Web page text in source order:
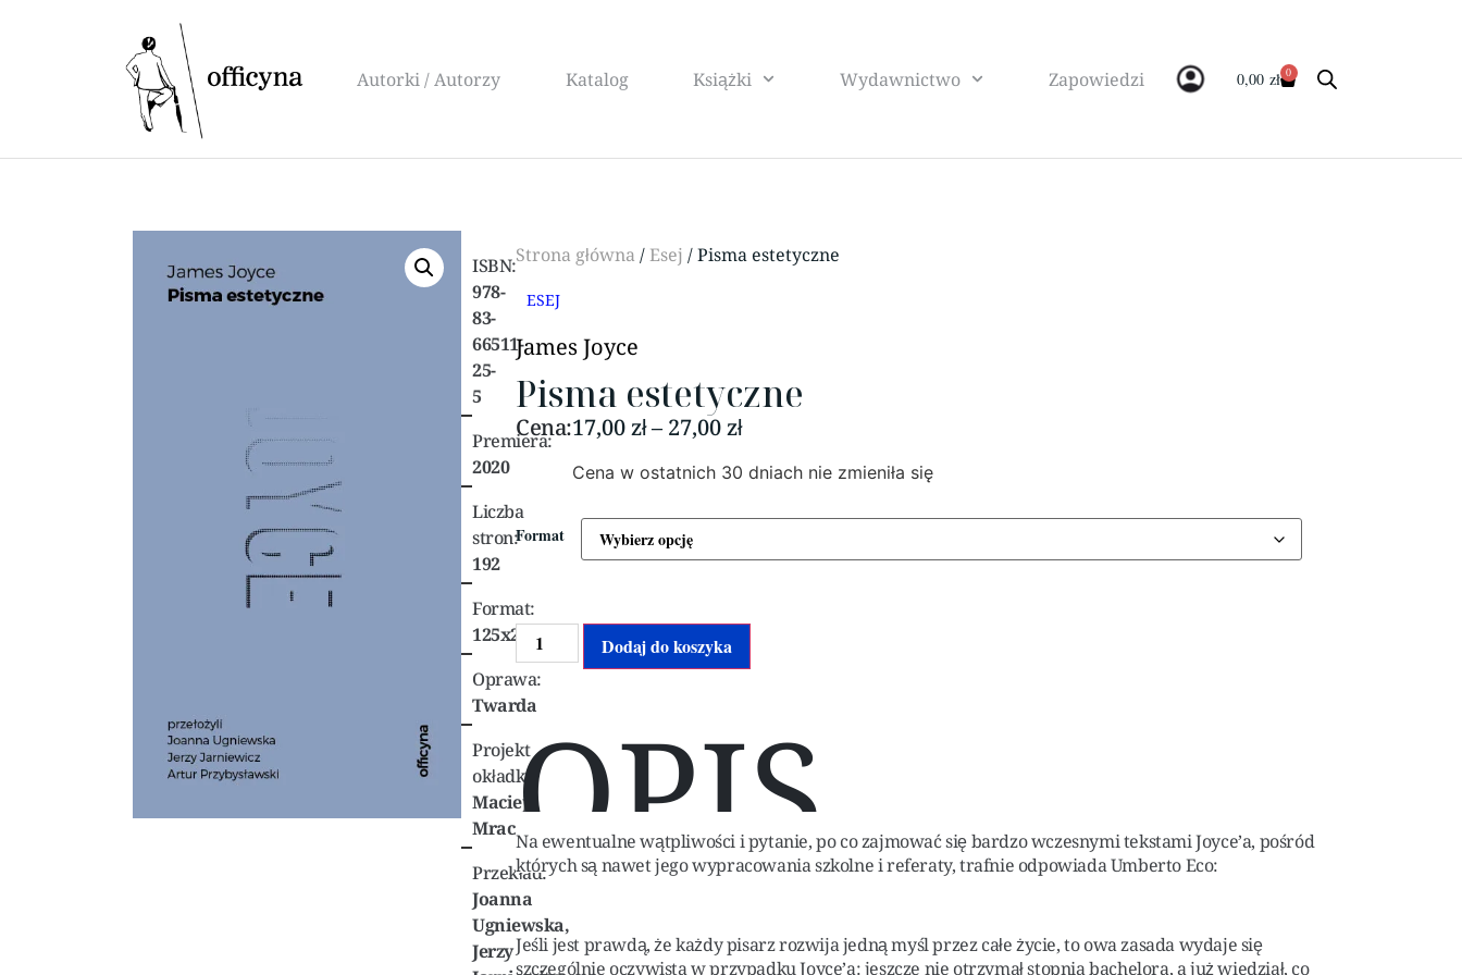
Autorki / Autorzy Katalog Książki Wydawnictwo Zapowiedzi 0,00 zł 0
ISBN:
978-
83-
66511-
25-
5
Premiera:
2020
Liczba
stron:
192
Format:
125x205
Oprawa:
Twarda
Projekt
okładki:
Maciej
Mraczek
Przekład:
Joanna
Ugniewska,
Jerzy
Strona główna /Esej / Pisma estetyczne
ESEJ
James Joyce
Pisma estetyczne
Cena:17,00zł – 27,00zł
Cena w ostatnich 30 dniach nie zmieniła się
Format
Dodaj do koszyka
OPIS
Na ewentualne wątpliwości i pytanie, po co zajmować się bardzo wczesnymi tekstami Joyce’a, pośród
których są nawet jego wypracowania szkolne i referaty, trafnie odpowiada Umberto Eco:
Jeśli jest prawdą, że każdy pisarz rozwija jedną myśl przez całe życie, to owa zasada wydaje się
szczególnie oczywista w przypadku Joyce’a: jeszcze nie otrzymał stopnia bachelora, a już wiedział, co